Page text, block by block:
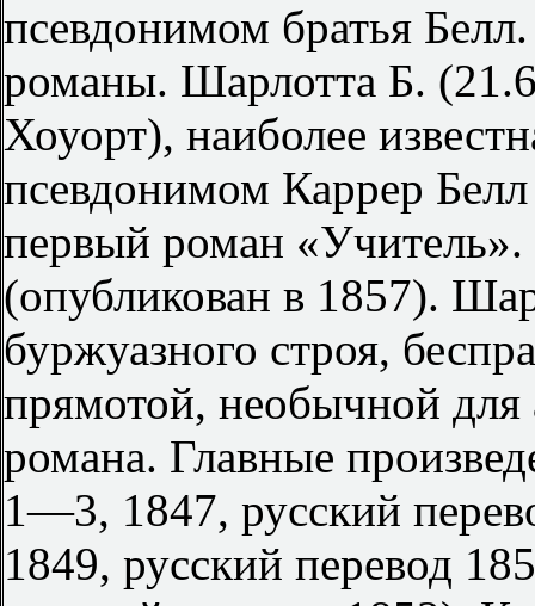
псевдонимом братья
романы. Шарлотта Б.
Хоуорт), наиболее
псевдонимом Каррер Белл
первый роман
(опубликован в 1857).
буржуазного строя,
прямотой, необычной для
романа. Главные
1—3, 1847, русский
1849, русский перевод